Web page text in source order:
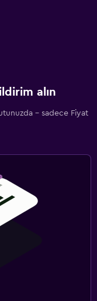
alın
- sadece Fiyat